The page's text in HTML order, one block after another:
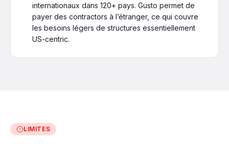
internationaux dans 120+ pays. Gusto permet de
payer des contractors à l’étranger, ce qui couvre
les besoins légers de structures essentiellement
US-centric.
LIMITES